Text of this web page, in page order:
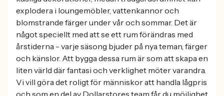
explodera i loungemöbler, vattenkannor och
blomstrande färger under vår och sommar. Det är
något speciellt med att se ett rum förändras med
årstiderna - varje säsong bjuder på nya teman, färger
och känslor. Att bygga dessa rum är som att skapa en
liten värld där fantasi och verklighet möter varandra.
Vi vill göra det roligt för människor att handla lågpris
och som en del av Dollarstores team får du möjlighet